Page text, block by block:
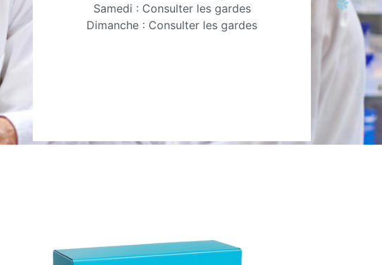
Samedi : Consulter les gardes
Dimanche : Consulter les gardes